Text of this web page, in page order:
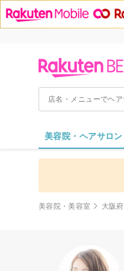
美容院・ヘアサロン
美容院・美容室 大阪府